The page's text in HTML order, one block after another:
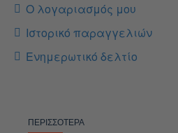
Ο λογαριασμός μου
Ιστορικό παραγγελιών
Ενημερωτικό δελτίο
ΠΕΡΙΣΣΌΤΕΡΑ